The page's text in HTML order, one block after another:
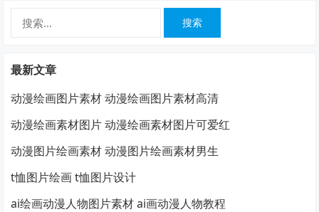
最新文章
动漫绘画图片素材 动漫绘画图片素材高清
动漫绘画素材图片 动漫绘画素材图片可爱红
动漫图片绘画素材 动漫图片绘画素材男生
t恤图片绘画 t恤图片设计
ai绘画动漫人物图片素材 ai画动漫人物教程